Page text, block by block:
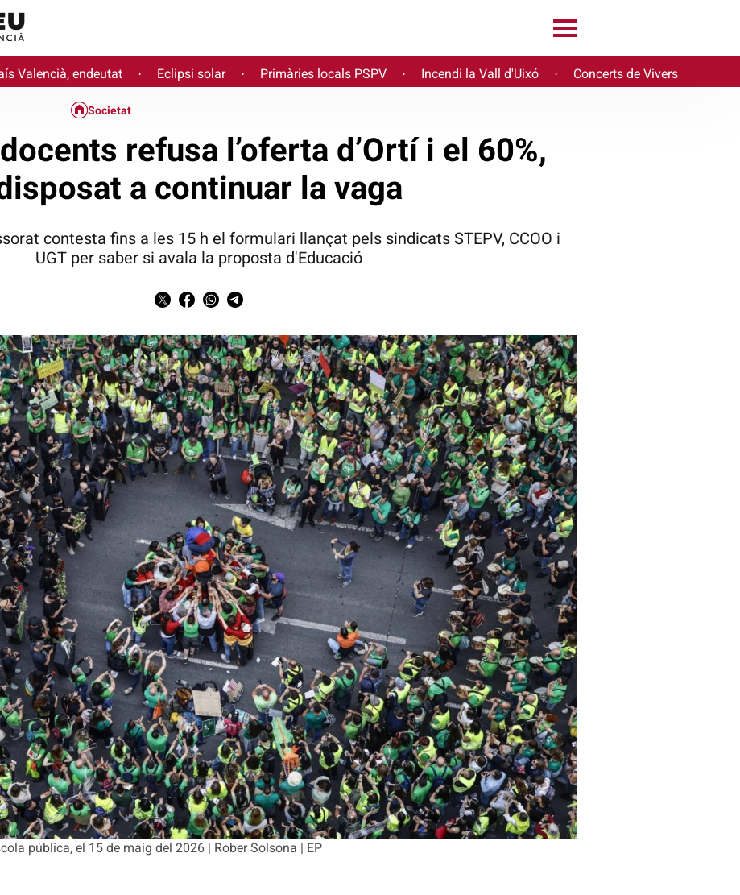
Valencià, endeutat · Eclipsi solar · Primàries locals PSPV · Incendi la Vall d'Uixó · Concerts de Vivers
pública, el 15 de maig del 2026 | Rober Solsona | EP
Societat
refusa l’oferta d’Ortí i el 60%,
a continuar la vaga
contesta fins a les 15 h el formulari llançat pels sindicats STEPV, CCOO i
UGT per saber si avala la proposta d'Educació